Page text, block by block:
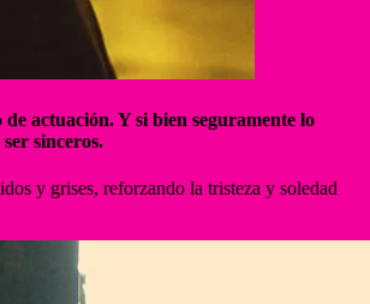
actuación. Y si bien seguramente lo
sinceros.
y grises, reforzando la tristeza y soledad